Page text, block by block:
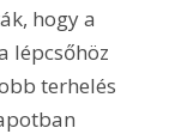
hogy a
lépcsőhöz
terhelés